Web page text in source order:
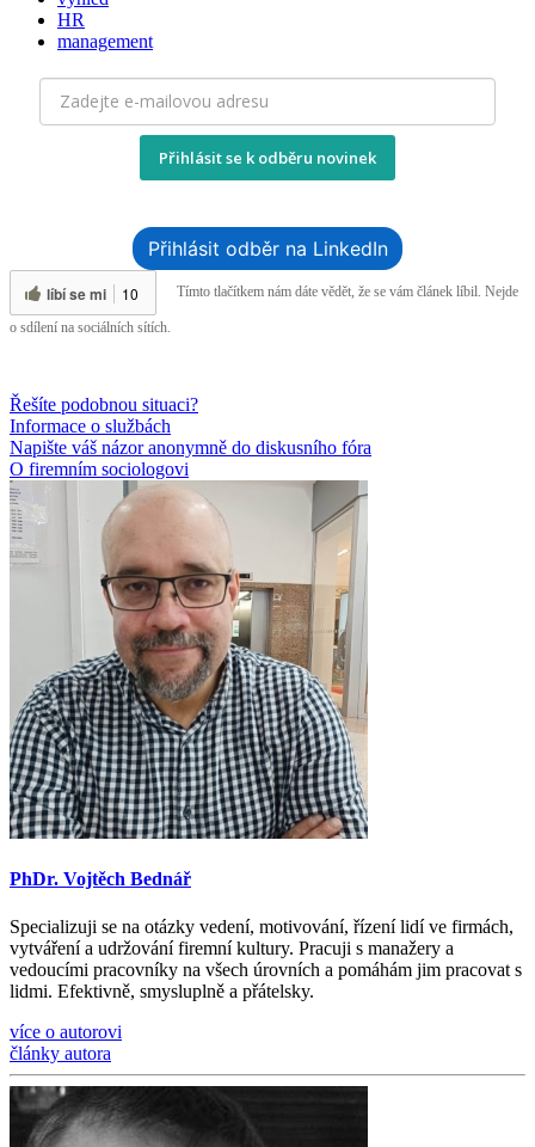
HR
management
Přihlásit se k odběru novinek
Přihlásit odběr na LinkedIn
líbí se mi 10 Tímto tlačítkem nám dáte vědět, že se vám článek líbil. Nejde
o sdílení na sociálních sítích.
Řešíte podobnou situaci?
Informace o službách
Napište váš názor anonymně do diskusního fóra
O firemním sociologovi
PhDr. Vojtěch Bednář
Specializuji se na otázky vedení, motivování, řízení lidí ve firmách,
vytváření a udržování firemní kultury. Pracuji s manažery a
vedoucími pracovníky na všech úrovních a pomáhám jim pracovat s
lidmi. Efektivně, smysluplně a přátelsky.
více o autorovi
články autora